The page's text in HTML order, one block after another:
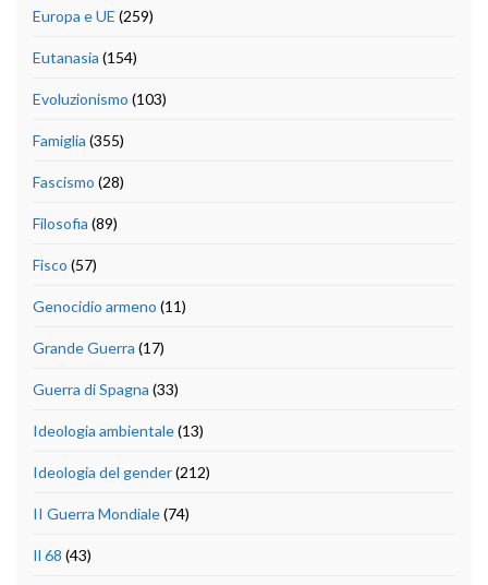
Europa e UE (259)
Eutanasia (154)
Evoluzionismo (103)
Famiglia (355)
Fascismo (28)
Filosofia (89)
Fisco (57)
Genocidio armeno (11)
Grande Guerra (17)
Guerra di Spagna (33)
Ideologia ambientale(13)
Ideologia del gender(212)
II Guerra Mondiale(74)
Il 68 (43)